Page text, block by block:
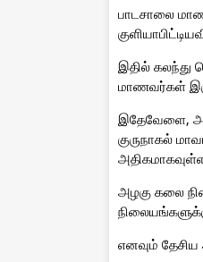
பாடசாலை
இதில் கலந்து
மாணவர்கள்
இதேவேளை,
குருநாகல்
அழகு கலை
எனவும்